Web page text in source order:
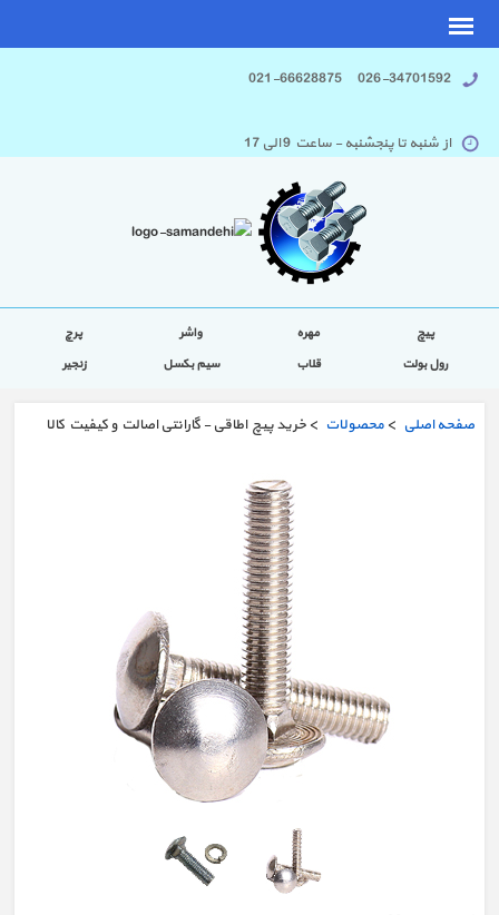
026-34701592 021-66628875
از شنبه تا پنجشنبه - ساعت 9 الی 17
پیچ مهره واشر
پرچ
رول بولت
قلاب سیم بکسل زنجیر
صفحه اصلی > محصولات > خرید پیچ اطاقی - گارانتی اصالت و کیفیت کالا